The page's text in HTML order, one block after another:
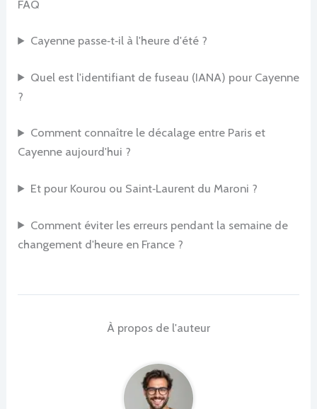
FAQ
Cayenne passe‑t‑il à l'heure d'été ?
Quel est l'identifiant de fuseau (IANA) pour Cayenne
?
Comment connaître le décalage entre Paris et
Cayenne aujourd'hui ?
Et pour Kourou ou Saint‑Laurent du Maroni ?
Comment éviter les erreurs pendant la semaine de
changement d'heure en France ?
À propos de l'auteur